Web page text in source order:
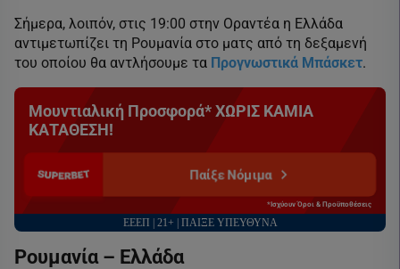
Σήμερα, λοιπόν, στις 19:00 στην Οραντέα η Ελλάδα
αντιμετωπίζει τη Ρουμανία στο ματς από τη δεξαμενή
του οποίου θα αντλήσουμε τα Προγνωστικά Μπάσκετ.
Μουντιαλική Προσφορά* ΧΩΡΙΣ ΚΑΜΙΑ
ΚΑΤΑΘΕΣΗ!
Παίξε Νόμιμα
*Ισχύουν Όροι & Προϋποθέσεις
ΕΕΕΠ | 21+ | ΠΑΙΞΕ ΥΠΕΥΘΥΝΑ
Ρουμανία – Ελλάδα